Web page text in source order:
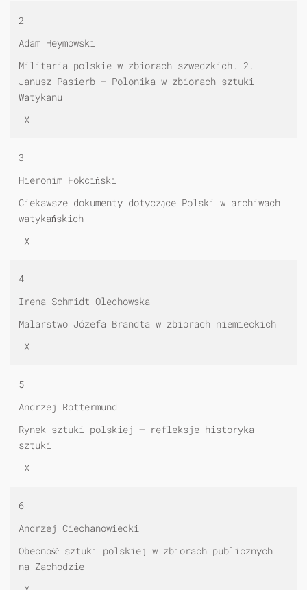
2
Adam Heymowski
Militaria polskie w zbiorach szwedzkich. 2.
Janusz Pasierb — Polonika w zbiorach sztuki
Watykanu
X
3
Hieronim Fokciński
Ciekawsze dokumenty dotyczące Polski w archiwach
watykańskich
X
4
Irena Schmidt-Olechowska
Malarstwo Józefa Brandta w zbiorach niemieckich
X
5
Andrzej Rottermund
Rynek sztuki polskiej — refleksje historyka
sztuki
X
6
Andrzej Ciechanowiecki
Obecność sztuki polskiej w zbiorach publicznych
na Zachodzie